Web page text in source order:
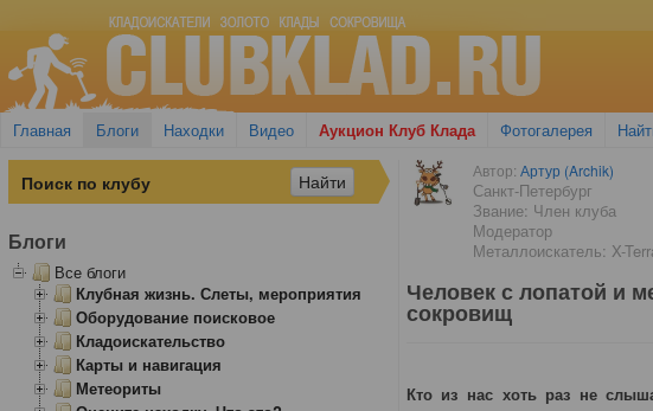
Главная Блоги Находки Видео Аукцион Клуб Клада Фотогалерея
Автор: Артур (Archik)
Санкт-Петербург
Звание: Член клуба
Модератор
Металлоискатель: X-
Человек с лопатой и
сокровищ
Кто из нас хоть раз не
Блоги
Все блоги
Клубная жизнь. Слеты, мероприятия
Оборудование поисковое
Кладоискательство
Карты и навигация
Метеориты